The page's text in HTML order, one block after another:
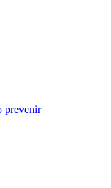
prevenir